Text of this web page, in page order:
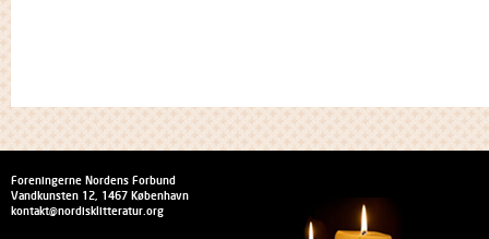
Foreningerne Nordens Forbund
Vandkunsten 12, 1467 København
kontakt@nordisklitteratur.org